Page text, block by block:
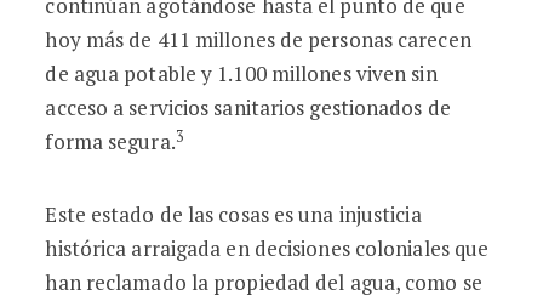
hoy más de 411 millones de personas carecen
de agua potable y 1.100 millones viven sin
acceso a servicios sanitarios gestionados de
forma segura.3
Este estado de las cosas es una injusticia
histórica arraigada en decisiones coloniales que
han reclamado la propiedad del agua, como se